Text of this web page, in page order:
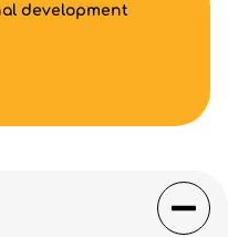
development